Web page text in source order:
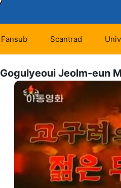
Fansub
Animes en cours (1)
Animes licenciés
Animes abandonnés
(13)
Scantrad
Mangas en cours
(Privés) (4)
Mangas en cours
(Publics) (11)
Mangas terminés
(Privés) (132)
Mangas terminés
(Publics) (88)
Gogulyeoui Jeolm-eun